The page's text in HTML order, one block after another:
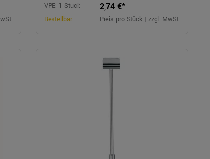
VPE: 1 Stück
Bestellbar
2,74 €*
Preis pro Stück | zzgl. MwSt.